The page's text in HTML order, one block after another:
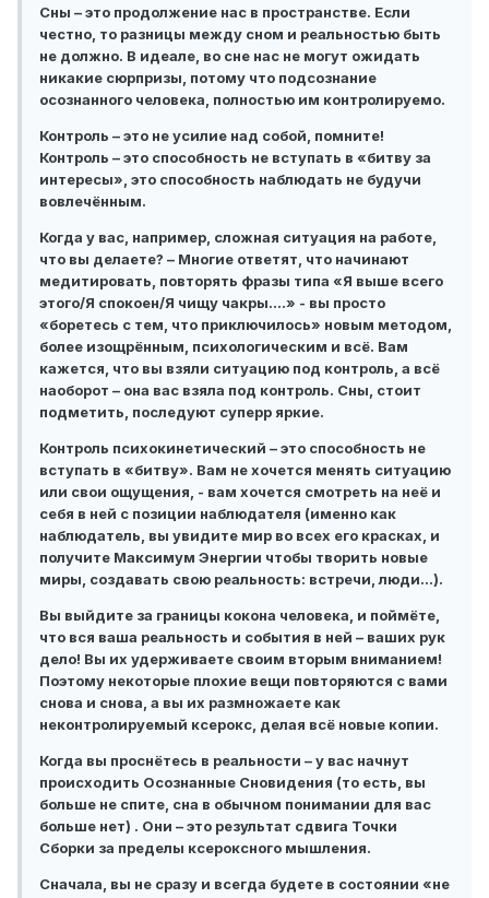
Сны – это продолжение нас в пространстве. Если
честно, то разницы между сном и реальностью быть
не должно. В идеале, во сне нас не могут ожидать
никакие сюрпризы, потому что подсознание
осознанного человека, полностью им контролируемо.
Контроль – это не усилие над собой, помните!
Контроль – это способность не вступать в «битву за
интересы», это способность наблюдать не будучи
вовлечённым.
Когда у вас, например, сложная ситуация на работе,
что вы делаете? – Многие ответят, что начинают
медитировать, повторять фразы типа «Я выше всего
этого/Я спокоен/Я чищу чакры….» - вы просто
«боретесь с тем, что приключилось» новым методом,
более изощрённым, психологическим и всё. Вам
кажется, что вы взяли ситуацию под контроль, а всё
наоборот – она вас взяла под контроль. Сны, стоит
подметить, последуют суперр яркие.
Контроль психокинетический – это способность не
вступать в «битву». Вам не хочется менять ситуацию
или свои ощущения, - вам хочется смотреть на неё и
себя в ней с позиции наблюдателя (именно как
наблюдатель, вы увидите мир во всех его красках, и
получите Максимум Энергии чтобы творить новые
миры, создавать свою реальность: встречи, люди…).
Вы выйдите за границы кокона человека, и поймёте,
что вся ваша реальность и события в ней – ваших рук
дело! Вы их удерживаете своим вторым вниманием!
Поэтому некоторые плохие вещи повторяются с вами
снова и снова, а вы их размножаете как
неконтролируемый ксерокс, делая всё новые копии.
Когда вы проснётесь в реальности – у вас начнут
происходить Осознанные Сновидения (то есть, вы
больше не спите, сна в обычном понимании для вас
больше нет) . Они – это результат сдвига Точки
Сборки за пределы ксероксного мышления.
Сначала, вы не сразу и всегда будете в состоянии «не